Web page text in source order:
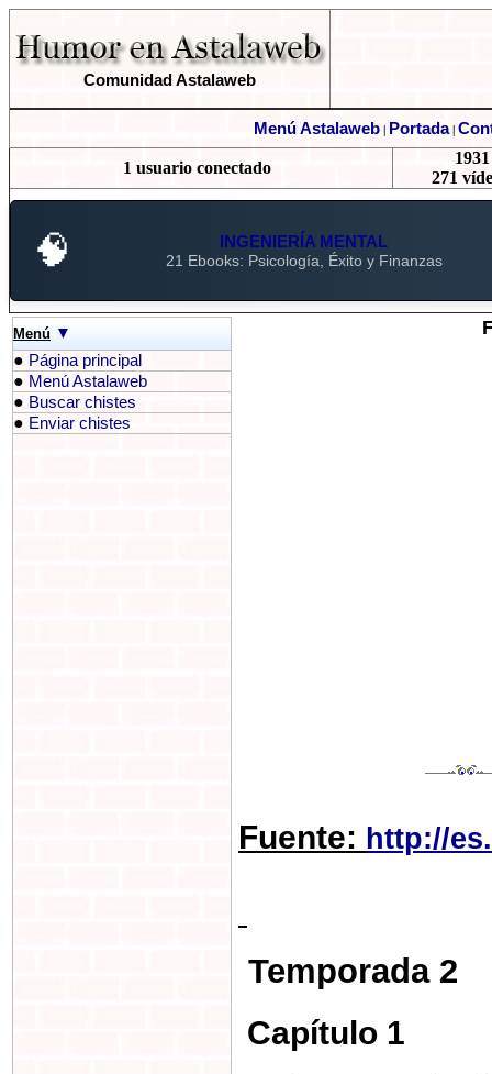
Comunidad Astalaweb
Menú Astalaweb Portada|
1 usuario conectado
271
🧠
INGENIERÍA MENTAL
21 Ebooks: Psicología, Éxito y Finanzas
Menú ▼
● Página principal
● Menú Astalaweb
● Buscar chistes
● Enviar chistes
Fuente: http://
Temporada 2
Capítulo 1